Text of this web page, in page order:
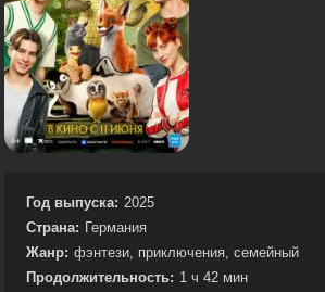
Год выпуска: 2025
Страна: Германия
Жанр: фэнтези, приключения, семейный
Продолжительность: 1 ч 42 мин